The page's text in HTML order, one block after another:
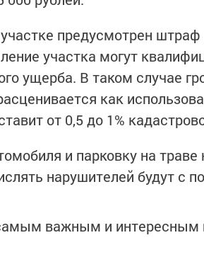
предусмотрен
участка могут
ущерба. В таком случае
как
от 0,5 до 1%
и парковку на
нарушителей будут с
важным и интересным